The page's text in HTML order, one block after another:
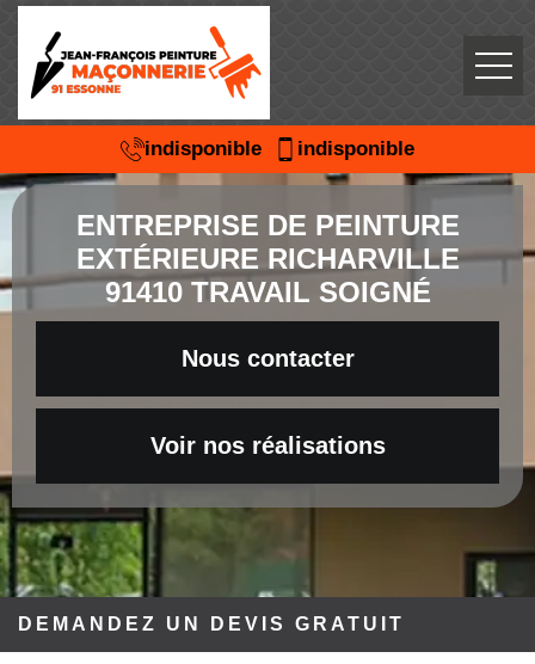
indisponible indisponible
ENTREPRISE DE PEINTURE
EXTÉRIEURE RICHARVILLE
91410 TRAVAIL SOIGNÉ
Nous contacter
Voir nos réalisations
DEMANDEZ UN DEVIS GRATUIT